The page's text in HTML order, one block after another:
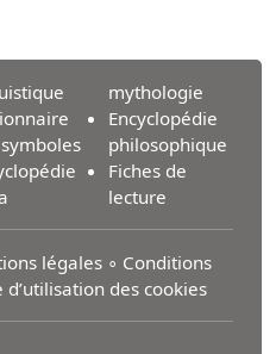
mythologie
Encyclopédie
philosophique
Fiches de
lecture
légales ∘ Conditions
d’utilisation des cookies